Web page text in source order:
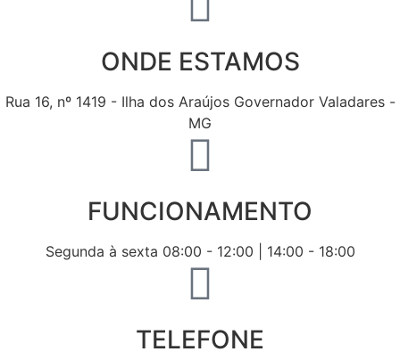
ONDE ESTAMOS
Rua 16, nº 1419 - Ilha dos Araújos Governador Valadares -
MG
FUNCIONAMENTO
Segunda à sexta 08:00 - 12:00 | 14:00 - 18:00
TELEFONE